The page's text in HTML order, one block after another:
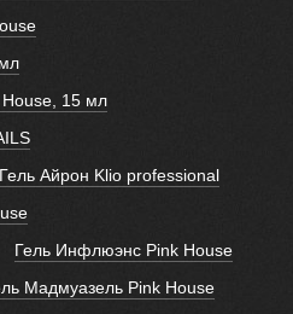
15 мл
Гель Айрон Klio professional
Гель Инфлюэнс Pink House
Мадмуазель Pink House